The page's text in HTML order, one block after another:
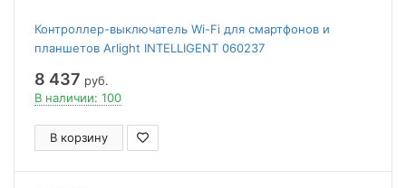
Контроллер-выключатель Wi-Fi для смартфонов и
планшетов Arlight INTELLIGENT 060237
8 437 руб.
В наличии: 100
В корзину